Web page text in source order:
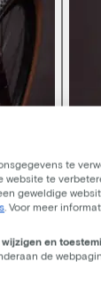
te
website te
geweldige
. Voor meer
wijzigen en
de